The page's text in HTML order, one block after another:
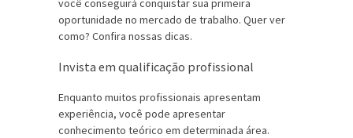
você conseguirá conquistar sua primeira
oportunidade no mercado de trabalho. Quer ver
como? Confira nossas dicas.
Invista em qualificação profissional
Enquanto muitos profissionais apresentam
experiência, você pode apresentar
conhecimento teórico em determinada área.